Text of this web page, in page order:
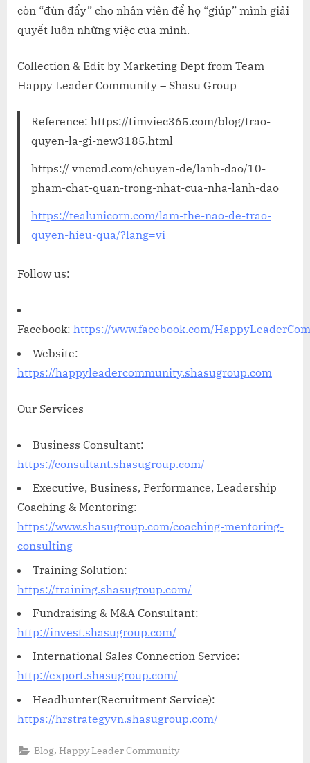
còn “đùn đẩy” cho nhân viên để họ “giúp” mình giải
quyết luôn những việc của mình.
Collection & Edit by Marketing Dept from Team
Happy Leader Community – Shasu Group
Reference: https://timviec365.com/blog/trao-
quyen-la-gi-new3185.html
https:// vncmd.com/chuyen-de/lanh-dao/10-
pham-chat-quan-trong-nhat-cua-nha-lanh-dao
https://tealunicorn.com/lam-the-nao-de-trao-
quyen-hieu-qua/?lang=vi
Follow us:
Facebook: https://www.facebook.com/
Website:
https://happyleadercommunity.shasugroup.com
Our Services
Business Consultant:
https://consultant.shasugroup.com/
Executive, Business, Performance, Leadership
Coaching & Mentoring:
https://www.shasugroup.com/coaching-mentoring-
consulting
Training Solution:
https://training.shasugroup.com/
Fundraising & M&A Consultant:
http://invest.shasugroup.com/
International Sales Connection Service:
http://export.shasugroup.com/
Headhunter(Recruitment Service):
https://hrstrategyvn.shasugroup.com/
Blog,Happy Leader Community